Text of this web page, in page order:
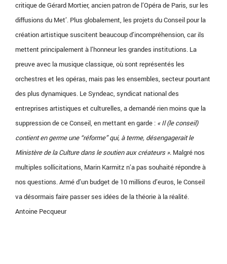
critique de Gérard Mortier, ancien patron de l’Opéra de Paris, sur les
diffusions du Met’. Plus globalement, les projets du Conseil pour la
création artistique suscitent beaucoup d’incompréhension, car ils
mettent principalement à l’honneur les grandes institutions. La
preuve avec la musique classique, où sont représentés les
orchestres et les opéras, mais pas les ensembles, secteur pourtant
des plus dynamiques. Le Syndeac, syndicat national des
entreprises artistiques et culturelles, a demandé rien moins que la
suppression de ce Conseil, en mettant en garde : « Il (le conseil)
contient en germe une “réforme” qui, à terme, désengagerait le
Ministère de la Culture dans le soutien aux créateurs ». Malgré nos
multiples sollicitations, Marin Karmitz n’a pas souhaité répondre à
nos questions. Armé d’un budget de 10 millions d’euros, le Conseil
va désormais faire passer ses idées de la théorie à la réalité.
Antoine Pecqueur